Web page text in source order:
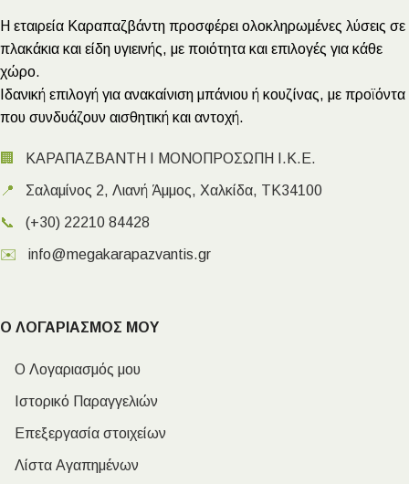
Η εταιρεία Καραπαζβάντη προσφέρει ολοκληρωμένες λύσεις σε
πλακάκια και είδη υγιεινής, με ποιότητα και επιλογές για κάθε
χώρο.
Ιδανική επιλογή για ανακαίνιση μπάνιου ή κουζίνας, με προϊόντα
που συνδυάζουν αισθητική και αντοχή.
🏢 ΚΑΡΑΠΑΖΒΑΝΤΗ Ι ΜΟΝΟΠΡΟΣΩΠΗ Ι.Κ.Ε.
📍 Σαλαμίνος 2, Λιανή Άμμος, Χαλκίδα, ΤΚ34100
📞 (+30) 22210 84428
✉️ info@megakarapazvantis.gr
Ο ΛΟΓΑΡΙΑΣΜΟΣ ΜΟΥ
Ο Λογαριασμός μου
Ιστορικό Παραγγελιών
Επεξεργασία στοιχείων
Λίστα Αγαπημένων